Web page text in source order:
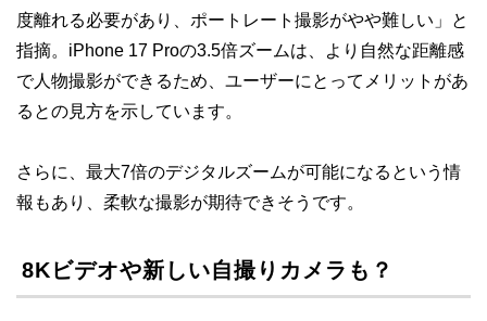
度離れる必要があり、ポートレート撮影がやや難しい」と
指摘。iPhone 17 Proの3.5倍ズームは、より自然な距離感
で人物撮影ができるため、ユーザーにとってメリットがあ
るとの見方を示しています。
さらに、最大7倍のデジタルズームが可能になるという情
報もあり、柔軟な撮影が期待できそうです。
8Kビデオや新しい自撮りカメラも？